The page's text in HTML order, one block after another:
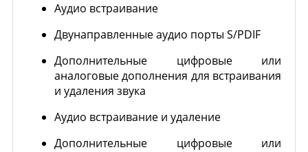
Аудио встраивание
Двунаправленные аудио порты S/PDIF
Дополнительные цифровые или
аналоговые дополнения для встраивания
и удаления звука
Аудио встраивание и удаление
Дополнительные цифровые или